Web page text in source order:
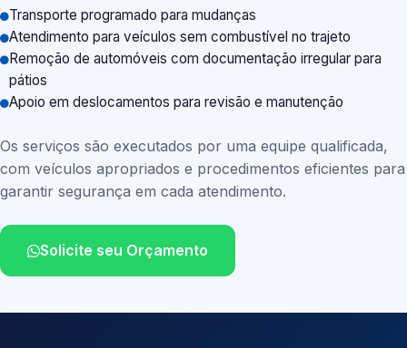
Transporte programado para mudanças
Atendimento para veículos sem combustível no trajeto
Remoção de automóveis com documentação irregular para
pátios
Apoio em deslocamentos para revisão e manutenção
Os serviços são executados por uma equipe qualificada,
com veículos apropriados e procedimentos eficientes para
garantir segurança em cada atendimento.
Solicite seu Orçamento